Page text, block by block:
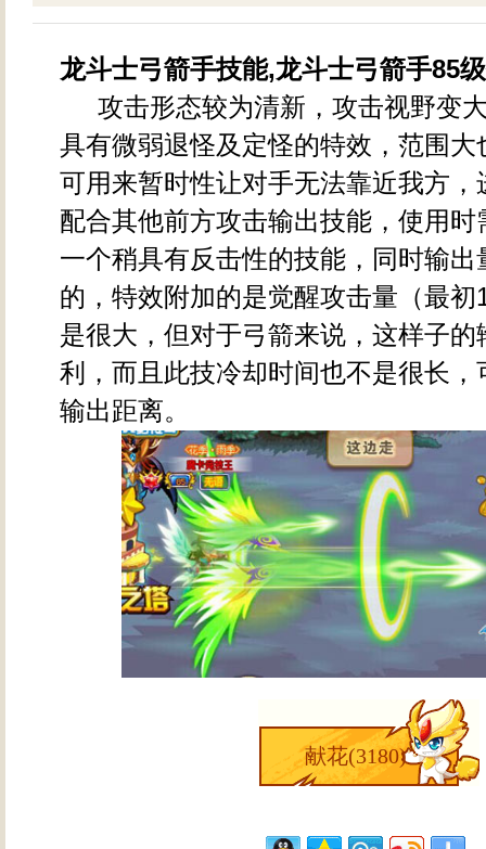
龙斗士弓箭手技能,龙斗士弓箭手85
攻击形态较为清新，攻击视野变
具有微弱退怪及定怪的特效，范围大
可用来暂时性让对手无法靠近我方，
配合其他前方攻击输出技能，使用时
一个稍具有反击性的技能，同时输出
的，特效附加的是觉醒攻击量（最初
是很大，但对于弓箭来说，这样子的
利，而且此技冷却时间也不是很长，
输出距离。
献花(3180)